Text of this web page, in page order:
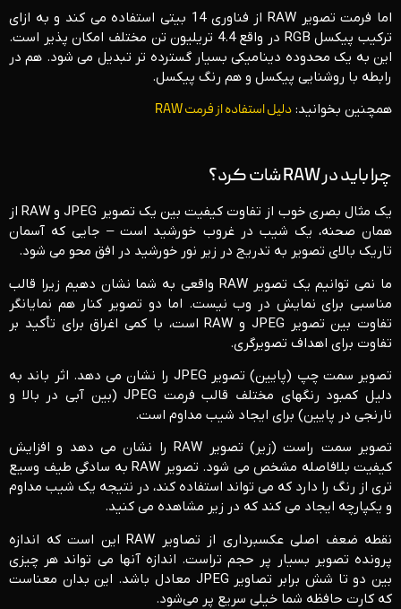
اما فرمت تصویر RAW از فناوری 14 بیتی استفاده می کند و به ازای
ترکیب پیکسل RGB در واقع 4.4 تریلیون تن مختلف امکان پذیر است.
این به یک محدوده دینامیکی بسیار گسترده تر تبدیل می شود. هم در
رابطه با روشنایی پیکسل و هم رنگ پیکسل.
همچنین بخوانید: دلیل استفاده از فرمت RAW
چرا باید در RAW شات کرد؟
یک مثال بصری خوب از تفاوت کیفیت بین یک تصویر JPEG و RAW از
همان صحنه، یک شیب در غروب خورشید است – جایی که آسمان
تاریک بالای تصویر به تدریج در زیر نور خورشید در افق محو می شود.
ما نمی توانیم یک تصویر RAW واقعی به شما نشان دهیم زیرا قالب
مناسبی برای نمایش در وب نیست. اما دو تصویر کنار هم نمایانگر
تفاوت بین تصویر JPEG و RAW است، با کمی اغراق برای تأکید بر
تفاوت برای اهداف تصویرگری.
تصویر سمت چپ (پایین) تصویر JPEG را نشان می دهد. اثر باند به
دلیل کمبود رنگهای مختلف قالب فرمت JPEG (بین آبی در بالا و
نارنجی در پایین) برای ایجاد شیب مداوم است.
تصویر سمت راست (زیر) تصویر RAW را نشان می دهد و افزایش
کیفیت بلافاصله مشخص می شود. تصویر RAW به سادگی طیف وسیع
تری از رنگ را دارد که می تواند استفاده کند، در نتیجه یک شیب مداوم
و یکپارچه ایجاد می کند که در زیر مشاهده می کنید.
نقطه ضعف اصلی عکسبرداری از تصاویر RAW این است که اندازه
پرونده تصویر بسیار پر حجم تراست. اندازه آنها می تواند هر چیزی
بین دو تا شش برابر تصاویر JPEG معادل باشد. این بدان معناست
که کارت حافظه شما خیلی سریع پر می‌شود.